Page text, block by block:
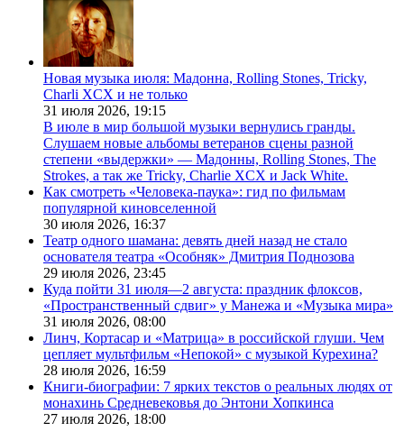
Новая музыка июля: Мадонна, Rolling Stones, Tricky,
Charli XCX и не только
31 июля 2026, 19:15
В июле в мир большой музыки вернулись гранды.
Слушаем новые альбомы ветеранов сцены разной
степени «выдержки» — Мадонны, Rolling Stones, The
Strokes, а так же Tricky, Charlie XCX и Jack White.
Как смотреть «Человека-паука»: гид по фильмам
популярной киновселенной
30 июля 2026, 16:37
Театр одного шамана: девять дней назад не стало
основателя театра «Особняк» Дмитрия Поднозова
29 июля 2026, 23:45
Куда пойти 31 июля—2 августа: праздник флоксов,
«Пространственный сдвиг» у Манежа и «Музыка мира»
31 июля 2026, 08:00
Линч, Кортасар и «Матрица» в российской глуши. Чем
цепляет мультфильм «Непокой» с музыкой Курехина?
28 июля 2026, 16:59
Книги-биографии: 7 ярких текстов о реальных людях от
монахинь Средневековья до Энтони Хопкинса
27 июля 2026, 18:00